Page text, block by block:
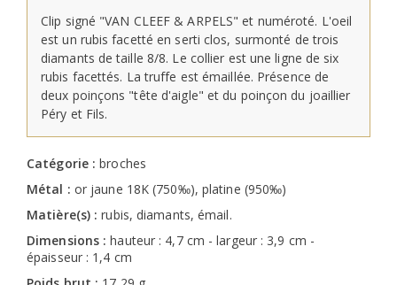
Clip signé "VAN CLEEF & ARPELS" et numéroté. L'oeil
est un rubis facetté en serti clos, surmonté de trois
diamants de taille 8/8. Le collier est une ligne de six
rubis facettés. La truffe est émaillée. Présence de
deux poinçons "tête d'aigle" et du poinçon du joaillier
Péry et Fils.
Catégorie :broches
Métal : or jaune 18K (750‰), platine (950‰)
Matière(s) :rubis, diamants, émail.
Dimensions :hauteur : 4,7 cm - largeur : 3,9 cm -
épaisseur : 1,4 cm